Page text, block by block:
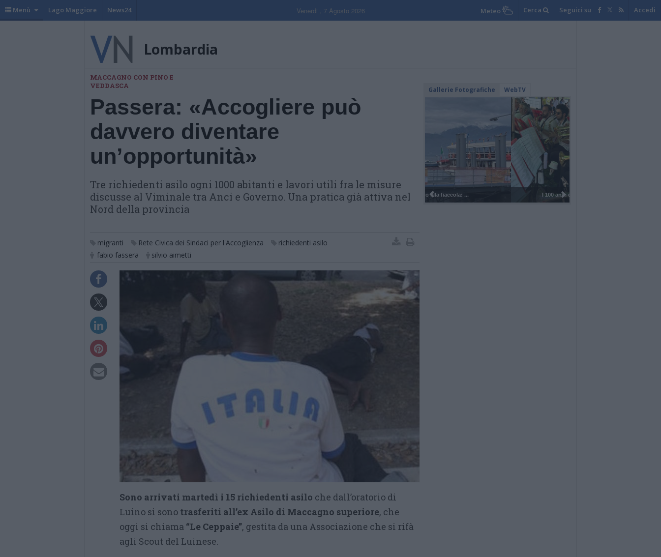
Menù Lago Maggiore News24 Venerdi , 7 Agosto 2026 Meteo Cerca Seguici su Accedi
Lombardia
MACCAGNO CON PINO E
VEDDASCA
Passera: «Accogliere può
davvero diventare
un’opportunità»
Tre richiedenti asilo ogni 1000 abitanti e lavori utili fra le misure
discusse al Viminale tra Anci e Governo. Una pratica già attiva nel
Nord della provincia
migranti Rete Civica dei Sindaci per l'Accoglienza
richiedenti asilo
fabio fassera
silvio aimetti
Sono arrivati martedì i 15 richiedenti asilo che dall’oratorio di
Luino si sono trasferiti all’ex Asilo di Maccagno superiore, che
oggi si chiama “Le Ceppaie”, gestita da una Associazione che si rifà
agli Scout del Luinese.
Gallerie Fotografiche WebTV
I 100 anni del Corpo Musicale di